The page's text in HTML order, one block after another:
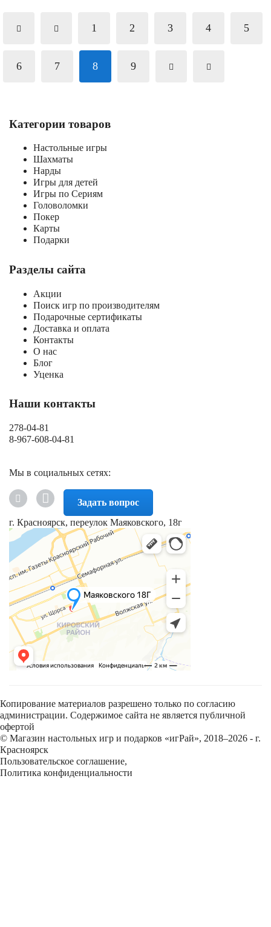
1 2 3 4 5
6 7 8 9
Категории товаров
Настольные игры
Шахматы
Нарды
Игры для детей
Игры по Сериям
Головоломки
Покер
Карты
Подарки
Разделы сайта
Акции
Поиск игр по производителям
Подарочные сертификаты
Доставка и оплата
Контакты
О нас
Блог
Уценка
Наши контакты
278-04-81
8-967-608-04-81
Мы в социальных сетях:
Задать вопрос
г. Красноярск, переулок Маяковского, 18г
Копирование материалов разрешено только по согласию
администрации. Содержимое сайта не является публичной
офертой
© Магазин настольных игр и подарков «игРай», 2018–2026 - г.
Красноярск
Пользовательское соглашение,
Политика конфиденциальности